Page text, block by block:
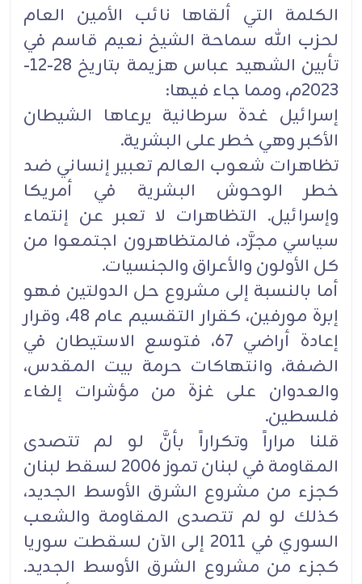
الكلمة التي ألقاها نائب الأمين العام
لحزب الله سماحة الشيخ نعيم قاسم في
تأبين الشهيد عباس هزيمة بتاريخ 28-12-
2023م، ومما جاء فيها:
إسرائيل غدة سرطانية يرعاها الشيطان
الأكبر وهي خطر على البشرية.
تظاهرات شعوب العالم تعبير إنساني ضد
خطر الوحوش البشرية في أمريكا
وإسرائيل. التظاهرات لا تعبر عن إنتماء
سياسي مجرَّد، فالمتظاهرون اجتمعوا من
كل الأولون والأعراق والجنسيات.
أما بالنسبة إلى مشروع حل الدولتين فهو
إبرة مورفين، كقرار التقسيم عام 48، وقرار
إعادة أراضي 67، فتوسع الاستيطان في
الضفة، وانتهاكات حرمة بيت المقدس،
والعدوان على غزة من مؤشرات إلغاء
فلسطين.
قلنا مراراً وتكراراً بأنَّ لو لم تتصدى
المقاومة في لبنان تموز 2006 لسقط لبنان
كجزء من مشروع الشرق الأوسط الجديد،
كذلك لو لم تتصدى المقاومة والشعب
السوري في 2011 إلى الآن لسقطت سوريا
كجزء من مشروع الشرق الأوسط الجديد.